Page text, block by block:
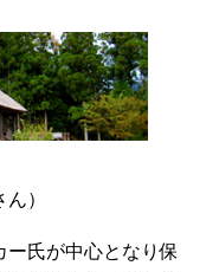
）
氏が中心となり保